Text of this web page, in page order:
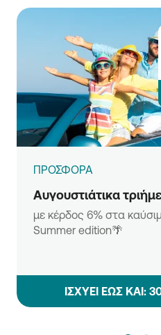
ΠΡΟΣΦΟΡΑ
Αυγουστιάτικα
με κέρδος 6% στα
Summer edition🌴
ΙΣΧΥΕΙ ΕΩΣ ΚΑΙ: